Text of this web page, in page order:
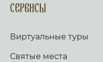
Сервисы
Виртуальные туры
Святые места